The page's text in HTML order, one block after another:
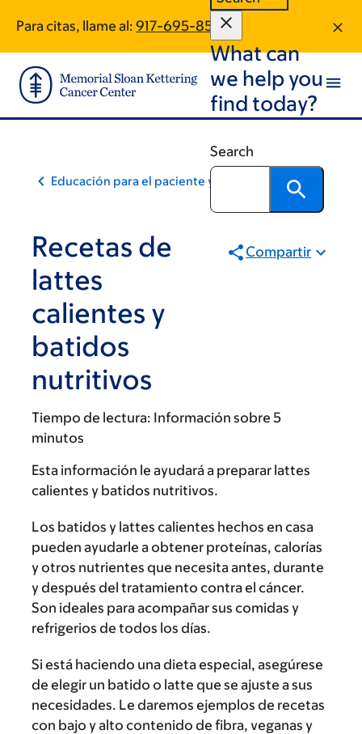
main
content
footer
Para citas, llame al: 917-695-8579
What can
we help you
find today?
Search
Educación para el paciente y la comunidad
Recetas de
lattes
calientes y
batidos
nutritivos
Compartir
Tiempo de lectura: Información sobre 5
minutos
Esta información le ayudará a preparar lattes
calientes y batidos nutritivos.
Los batidos y lattes calientes hechos en casa
pueden ayudarle a obtener proteínas, calorías
y otros nutrientes que necesita antes, durante
y después del tratamiento contra el cáncer.
Son ideales para acompañar sus comidas y
refrigerios de todos los días.
Si está haciendo una dieta especial, asegúrese
de elegir un batido o latte que se ajuste a sus
necesidades. Le daremos ejemplos de recetas
con bajo y alto contenido de fibra, veganas y